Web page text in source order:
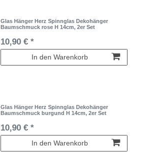
Glas Hänger Herz Spinnglas Dekohänger
Baumschmuck rose H 14cm, 2er Set
10,90 € *
In den Warenkorb
Glas Hänger Herz Spinnglas Dekohänger
Baumschmuck burgund H 14cm, 2er Set
10,90 € *
In den Warenkorb